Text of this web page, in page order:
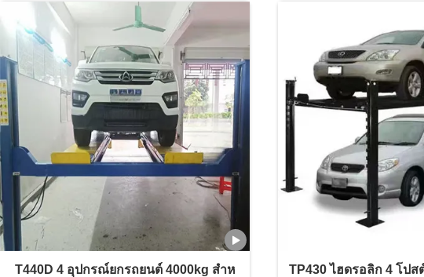
T440D 4 อุปกรณ์ยกรถยนต์ 4000kg สําห
TP430 ไฮดรอลิก 4 โป